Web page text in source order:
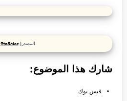
المصدر|9to5Mac
شارك هذا الموضوع:
فيس بوك